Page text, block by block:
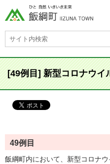
[49例目] 新型コロナウイ
49例目
飯綱町内において、新型コロナ